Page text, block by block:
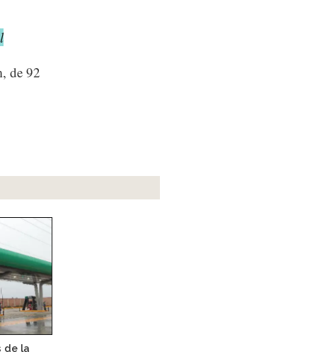
de 92
de la